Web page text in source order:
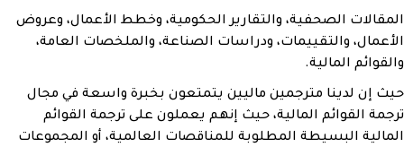
المقالات الصحفية، والتقارير الحكومية، وخطط الأعمال، وعروض
الأعمال، والتقييمات، ودراسات الصناعة، والملخصات العامة،
والقوائم المالية.
حيث إن لدينا مترجمين ماليين يتمتعون بخبرة واسعة في مجال
ترجمة القوائم المالية، حيث إنهم يعملون على ترجمة القوائم
المالية البسيطة المطلوبة للمناقصات العالمية، أو المجموعات